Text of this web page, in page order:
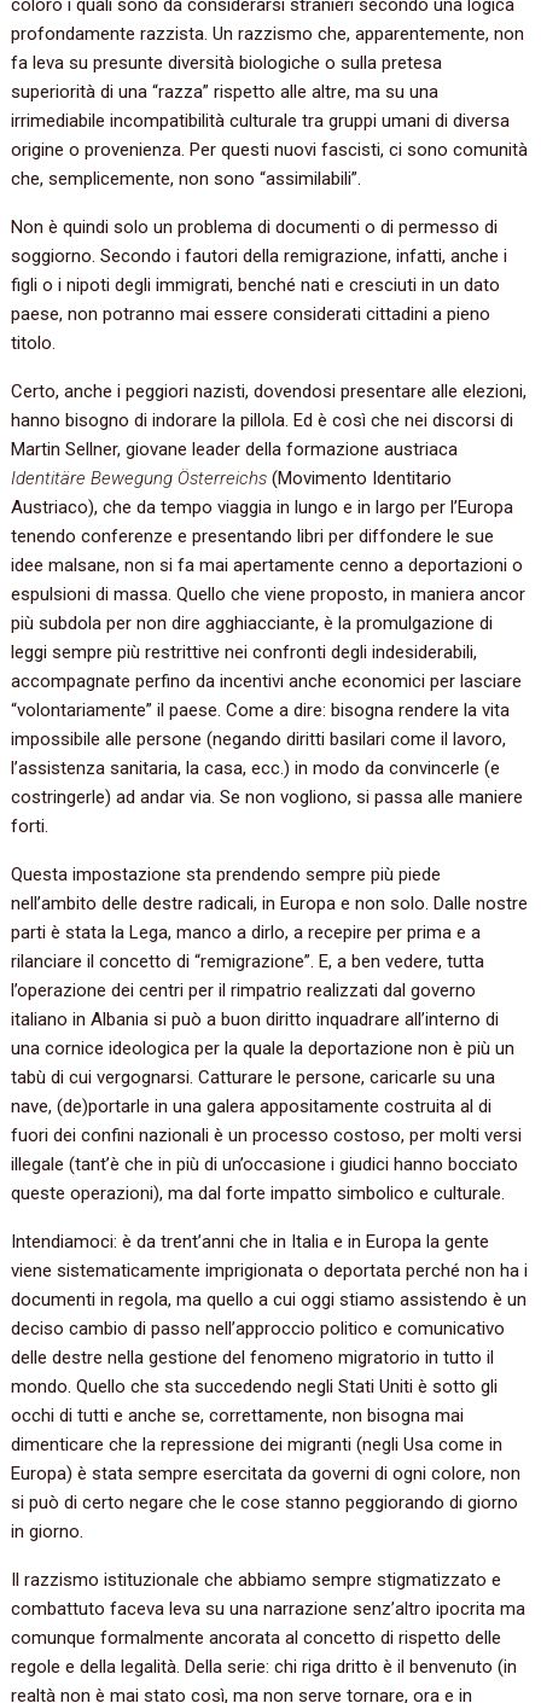
coloro i quali sono da considerarsi stranieri secondo una logica
profondamente razzista. Un razzismo che, apparentemente, non
fa leva su presunte diversità biologiche o sulla pretesa
superiorità di una “razza” rispetto alle altre, ma su una
irrimediabile incompatibilità culturale tra gruppi umani di diversa
origine o provenienza. Per questi nuovi fascisti, ci sono comunità
che, semplicemente, non sono “assimilabili”.
Non è quindi solo un problema di documenti o di permesso di
soggiorno. Secondo i fautori della remigrazione, infatti, anche i
figli o i nipoti degli immigrati, benché nati e cresciuti in un dato
paese, non potranno mai essere considerati cittadini a pieno
titolo.
Certo, anche i peggiori nazisti, dovendosi presentare alle elezioni,
hanno bisogno di indorare la pillola. Ed è così che nei discorsi di
Martin Sellner, giovane leader della formazione austriaca
Identitäre Bewegung Österreichs(Movimento Identitario
Austriaco), che da tempo viaggia in lungo e in largo per l’Europa
tenendo conferenze e presentando libri per diffondere le sue
idee malsane, non si fa mai apertamente cenno a deportazioni o
espulsioni di massa. Quello che viene proposto, in maniera ancor
più subdola per non dire agghiacciante, è la promulgazione di
leggi sempre più restrittive nei confronti degli indesiderabili,
accompagnate perfino da incentivi anche economici per lasciare
“volontariamente” il paese. Come a dire: bisogna rendere la vita
impossibile alle persone (negando diritti basilari come il lavoro,
l’assistenza sanitaria, la casa, ecc.) in modo da convincerle (e
costringerle) ad andar via. Se non vogliono, si passa alle maniere
forti.
Questa impostazione sta prendendo sempre più piede
nell’ambito delle destre radicali, in Europa e non solo. Dalle nostre
parti è stata la Lega, manco a dirlo, a recepire per prima e a
rilanciare il concetto di “remigrazione”. E, a ben vedere, tutta
l’operazione dei centri per il rimpatrio realizzati dal governo
italiano in Albania si può a buon diritto inquadrare all’interno di
una cornice ideologica per la quale la deportazione non è più un
tabù di cui vergognarsi. Catturare le persone, caricarle su una
nave, (de)portarle in una galera appositamente costruita al di
fuori dei confini nazionali è un processo costoso, per molti versi
illegale (tant’è che in più di un’occasione i giudici hanno bocciato
queste operazioni), ma dal forte impatto simbolico e culturale.
Intendiamoci: è da trent’anni che in Italia e in Europa la gente
viene sistematicamente imprigionata o deportata perché non ha i
documenti in regola, ma quello a cui oggi stiamo assistendo è un
deciso cambio di passo nell’approccio politico e comunicativo
delle destre nella gestione del fenomeno migratorio in tutto il
mondo. Quello che sta succedendo negli Stati Uniti è sotto gli
occhi di tutti e anche se, correttamente, non bisogna mai
dimenticare che la repressione dei migranti (negli Usa come in
Europa) è stata sempre esercitata da governi di ogni colore, non
si può di certo negare che le cose stanno peggiorando di giorno
in giorno.
Il razzismo istituzionale che abbiamo sempre stigmatizzato e
combattuto faceva leva su una narrazione senz’altro ipocrita ma
comunque formalmente ancorata al concetto di rispetto delle
regole e della legalità. Della serie: chi riga dritto è il benvenuto (in
realtà non è mai stato così, ma non serve tornare, ora e in